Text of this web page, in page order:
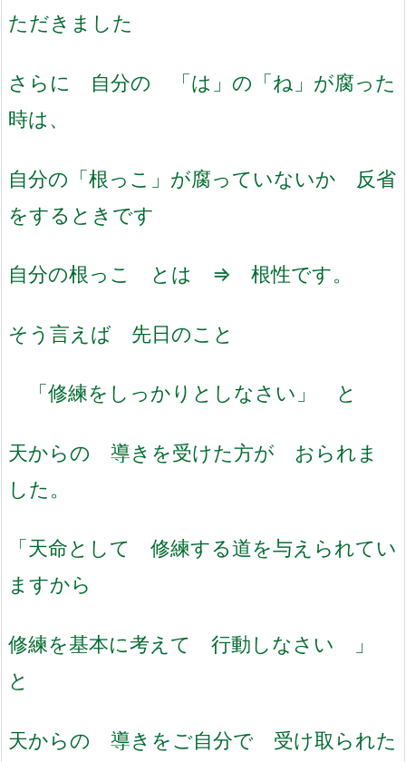
ただきました
さらに 自分の 「は」の「ね」が腐った
時は、
自分の「根っこ」が腐っていないか 反省
をするときです
自分の根っこ とは ⇒ 根性です。
そう言えば 先日のこと
「修練をしっかりとしなさい」 と
天からの 導きを受けた方が おられま
した。
「天命として 修練する道を与えられてい
ますから
修練を基本に考えて 行動しなさい 」
と
天からの 導きをご自分で 受け取られた